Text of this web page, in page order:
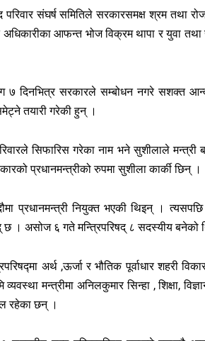
संघर्ष समितिले सरकारसमक्ष श्रम तथा
आफन्त भोज विक्रम थापा र युवा
७ दिनभित्र सरकारले सम्बोधन नगरे सशक्त
तयारी गरेकी हुन् ।
सिफारिस गरेका नाम भने सुशीलाले
प्रधानमन्त्रीको रुपमा सुशीला कार्की छिन् ।
प्रधानमन्त्री नियुक्त भएकी थिइन् ।
छ । असोज ६ गते मन्त्रिपरिषद् ८ सदस्यीय बनेको
अर्थ ,ऊर्जा र भौतिक पूर्वाधार शहरी
मन्त्रीमा अनिलकुमार सिन्हा , शिक्षा,
रहेका छन् ।